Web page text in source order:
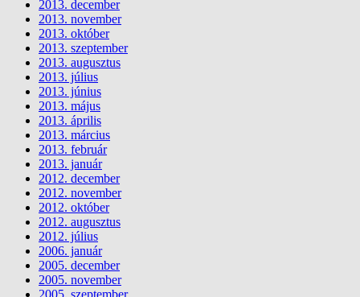
2013. december
2013. november
2013. október
2013. szeptember
2013. augusztus
2013. július
2013. június
2013. május
2013. április
2013. március
2013. február
2013. január
2012. december
2012. november
2012. október
2012. augusztus
2012. július
2006. január
2005. december
2005. november